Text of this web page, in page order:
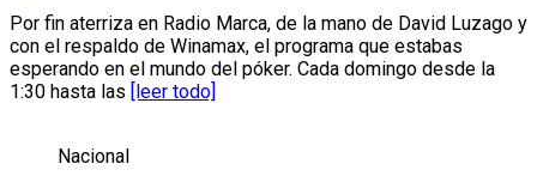
Por fin aterriza en Radio Marca, de la mano de David Luzago y
con el respaldo de Winamax, el programa que estabas
esperando en el mundo del póker. Cada domingo desde la
1:30 hasta las
[leer todo]
Nacional